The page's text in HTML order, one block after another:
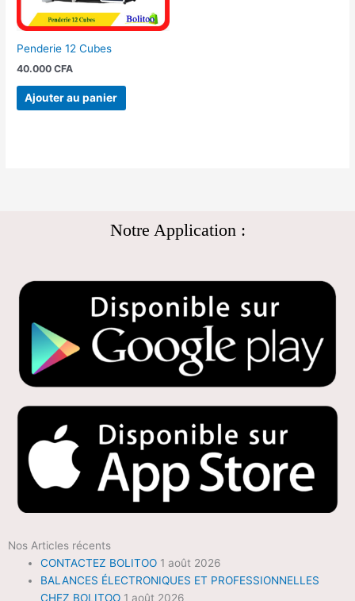
Penderie 12 Cubes
40.000CFA
Ajouter au panier
Notre Application :
Nos Articles récents
CONTACTEZ BOLITOO 1 août 2026
BALANCES ÉLECTRONIQUES ET PROFESSIONNELLES
CHEZ BOLITOO 1 août 2026